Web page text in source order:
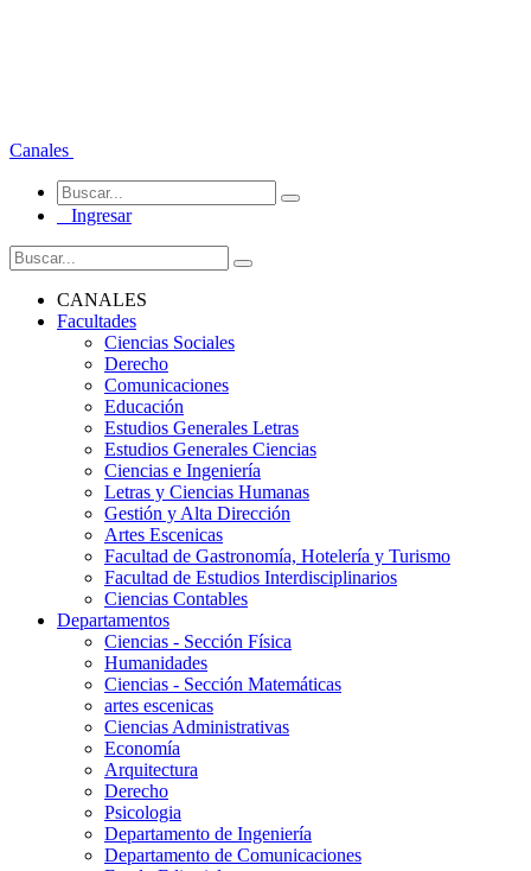
Canales
Ingresar
CANALES
Facultades
Ciencias Sociales
Derecho
Comunicaciones
Educación
Estudios Generales Letras
Estudios Generales Ciencias
Ciencias e Ingeniería
Letras y Ciencias Humanas
Gestión y Alta Dirección
Artes Escenicas
Facultad de Gastronomía, Hotelería y Turismo
Facultad de Estudios Interdisciplinarios
Ciencias Contables
Departamentos
Ciencias - Sección Física
Humanidades
Ciencias - Sección Matemáticas
artes escenicas
Ciencias Administrativas
Economía
Arquitectura
Derecho
Psicologia
Departamento de Ingeniería
Departamento de Comunicaciones